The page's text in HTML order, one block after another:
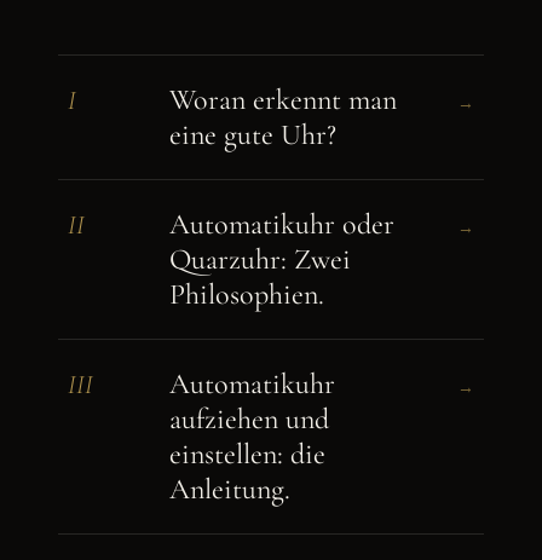
I
Woran erkennt man
eine gute Uhr?
→
II
Automatikuhr oder
Quarzuhr: Zwei
Philosophien.
→
III
Automatikuhr
aufziehen und
einstellen: die
Anleitung.
→